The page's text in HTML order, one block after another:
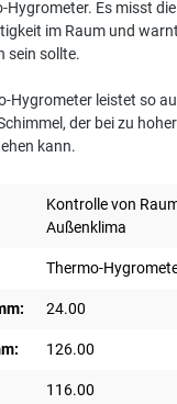
Hygrometer. Es misst
im Raum und
sein sollte.
Hygrometer leistet so
der bei zu
kann.
Kontrolle von
Außenklima
Thermo-
24.00
126.00
116.00